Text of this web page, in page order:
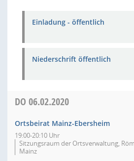
Einladung - öffentlich
Niederschrift öffentlich
DO 06.02.2020
Ortsbeirat Mainz-Ebersheim
19:00-20:10 Uhr
Sitzungsraum der Ortsverwaltung,
Mainz